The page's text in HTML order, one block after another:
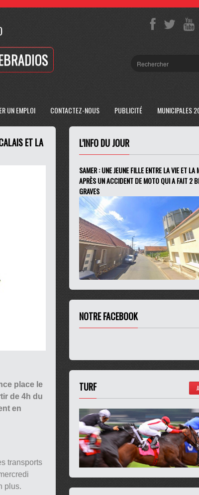
UN EMPLOI CONTACTEZ-NOUS PUBLICITÉ MUNICIPALES
ET LA
place le
de 4h du
en
transports
plus.
L'INFO DU JOUR
SAMER : UNE JEUNE FILLE ENTRE LA VIE ET LA
APRÈS UN ACCIDENT DE MOTO QUI A FAIT 2
GRAVES
NOTRE FACEBOOK
TURF